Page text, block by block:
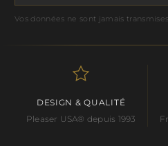
Vos données ne sont jamais
DESIGN & QUALITÉ
Pleaser USA® depuis 1993